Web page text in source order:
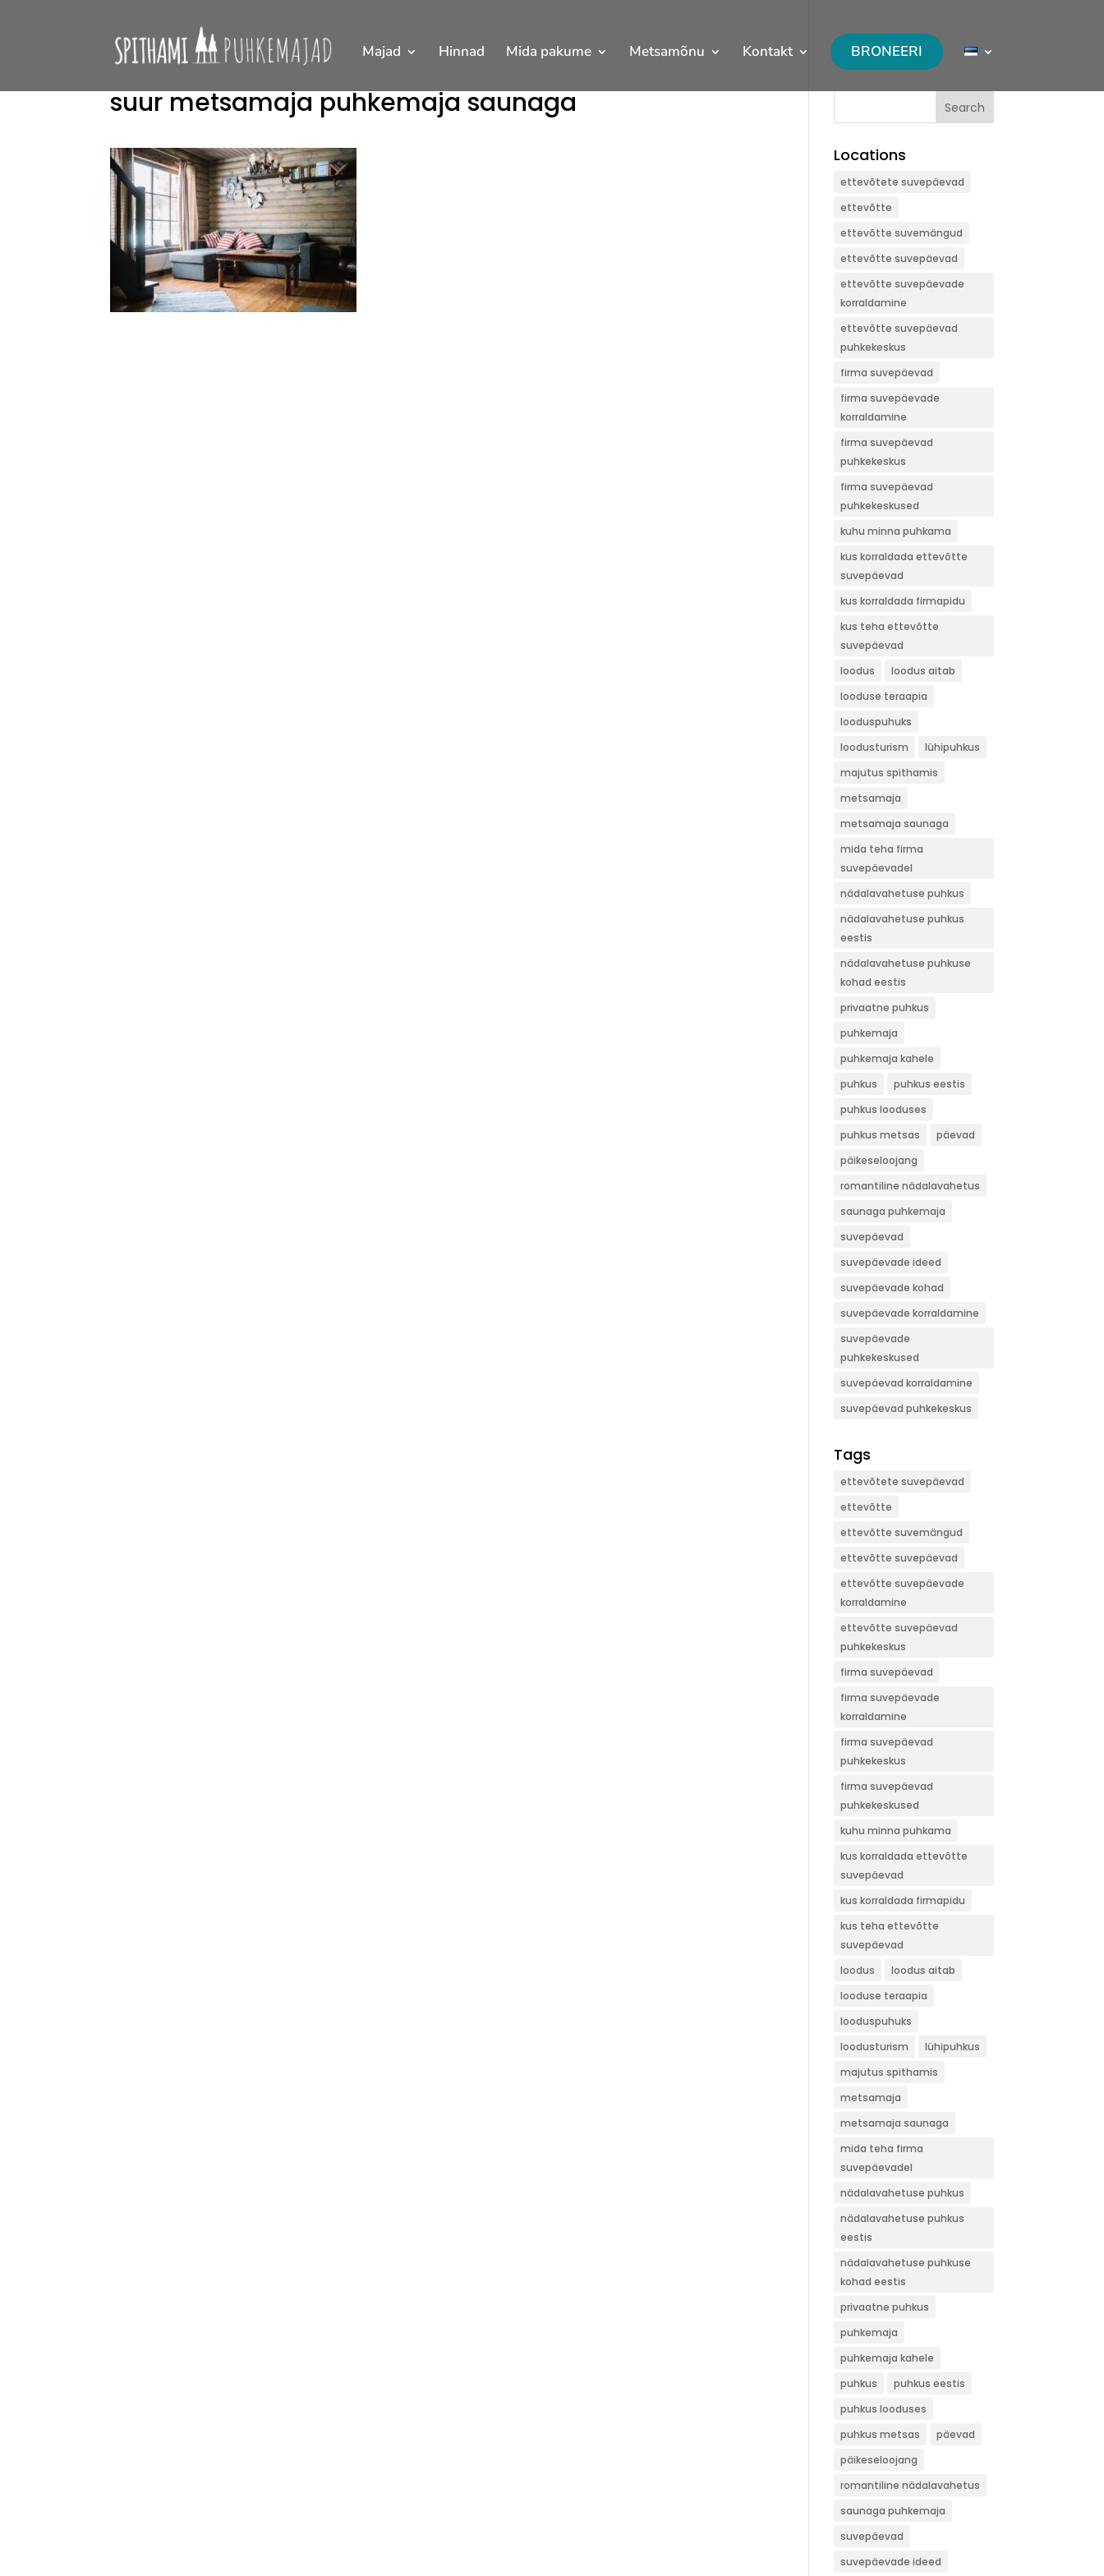
Majad Hinnad Mida pakume Metsamõnu Kontakt BRONEERI
suur metsamaja puhkemaja saunaga Search
Locations
ettevõtete suvepäevad
ettevõtte
ettevõtte suvemängud
ettevõtte suvepäevad
ettevõtte suvepäevade
korraldamine
ettevõtte suvepäevad
puhkekeskus
firma suvepäevad
firma suvepäevade
korraldamine
firma suvepäevad
puhkekeskus
firma suvepäevad
puhkekeskused
kuhu minna puhkama
kus korraldada ettevõtte
suvepäevad
kus korraldada firmapidu
kus teha ettevõtte
suvepäevad
loodus
loodus aitab
looduse teraapia
looduspuhuks
loodusturism
lühipuhkus
majutus spithamis
metsamaja
metsamaja saunaga
mida teha firma
suvepäevadel
nädalavahetuse puhkus
nädalavahetuse puhkus
eestis
nädalavahetuse puhkuse
kohad eestis
privaatne puhkus
puhkemaja
puhkemaja kahele
puhkus
puhkus eestis
puhkus looduses
puhkus metsas
päevad
päikeseloojang
romantiline nädalavahetus
saunaga puhkemaja
suvepäevad
suvepäevade ideed
suvepäevade kohad
suvepäevade korraldamine
suvepäevade
puhkekeskused
suvepäevad korraldamine
suvepäevad puhkekeskus
Tags
ettevõtete suvepäevad
ettevõtte
ettevõtte suvemängud
ettevõtte suvepäevad
ettevõtte suvepäevade
korraldamine
ettevõtte suvepäevad
puhkekeskus
firma suvepäevad
firma suvepäevade
korraldamine
firma suvepäevad
puhkekeskus
firma suvepäevad
puhkekeskused
kuhu minna puhkama
kus korraldada ettevõtte
suvepäevad
kus korraldada firmapidu
kus teha ettevõtte
suvepäevad
loodus
loodus aitab
looduse teraapia
looduspuhuks
loodusturism
lühipuhkus
majutus spithamis
metsamaja
metsamaja saunaga
mida teha firma
suvepäevadel
nädalavahetuse puhkus
nädalavahetuse puhkus
eestis
nädalavahetuse puhkuse
kohad eestis
privaatne puhkus
puhkemaja
puhkemaja kahele
puhkus
puhkus eestis
puhkus looduses
puhkus metsas
päevad
päikeseloojang
romantiline nädalavahetus
saunaga puhkemaja
suvepäevad
suvepäevade ideed